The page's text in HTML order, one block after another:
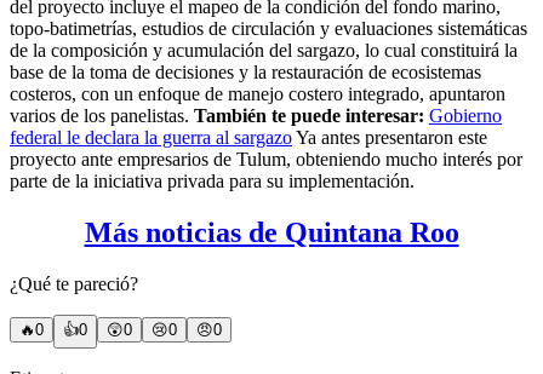
del proyecto incluye el mapeo de la condición del fondo marino,
topo-batimetrías, estudios de circulación y evaluaciones sistemáticas
de la composición y acumulación del sargazo, lo cual constituirá la
base de la toma de decisiones y la restauración de ecosistemas
costeros, con un enfoque de manejo costero integrado, apuntaron
varios de los panelistas. También te puede interesar: Gobierno
federal le declara la guerra al sargazoYa antes presentaron este
proyecto ante empresarios de Tulum, obteniendo mucho interés por
parte de la iniciativa privada para su implementación.
Más noticias de Quintana Roo
¿Qué te pareció?
🔥0 👍0 😲0 😢0 😠0